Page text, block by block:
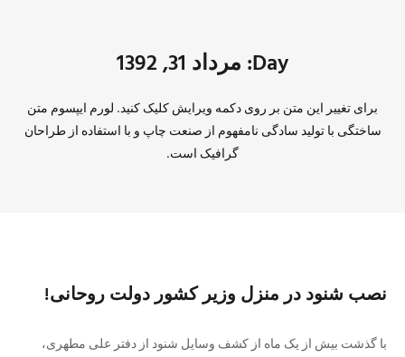
Day: مرداد 31, 1392
برای تغییر این متن بر روی دکمه ویرایش کلیک کنید. لورم ایپسوم متن
ساختگی با تولید سادگی نامفهوم از صنعت چاپ و با استفاده از طراحان
گرافیک است.
نصب شنود در منزل وزیر کشور دولت روحانی!
با گذشت بیش از یک ماه از کشف وسایل شنود از دفتر علی مطهری،